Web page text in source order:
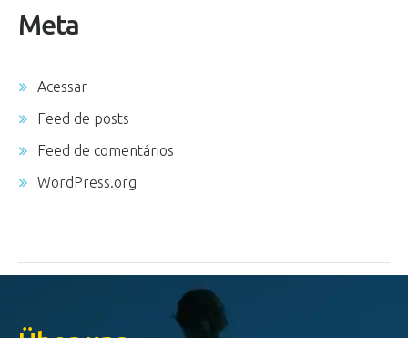
Meta
Acessar
Feed de posts
Feed de comentários
WordPress.org